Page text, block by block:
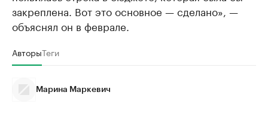
закреплена. Вот это основное — сделано», —
объяснял он в феврале.
АвторыТеги
Марина Маркевич